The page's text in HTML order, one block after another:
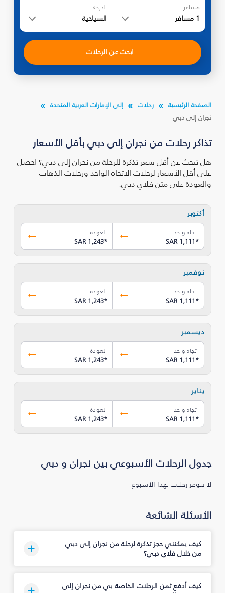
مسافر
1 مسافر
الدرجة
السياحية
ابحث عن الرحلات
الصفحة الرئيسية رحلات
إلى الإمارات العربية المتحدة
نجران‎ إلى دبي
تذاكر رحلات من نجران‎ إلى دبي بأقل الأسعار
هل تبحث عن أقل سعر تذكرة للرحلة من نجران‎ إلى دبي؟ احصل
على أقل الأسعار لرحلات الاتجاه الواحد ورحلات الذهاب
والعودة على متن فلاي دبي.
أكتوبر
اتجاه واحد
SAR 1,111*
العودة
SAR 1,243*
نوفمبر
اتجاه واحد
SAR 1,111*
العودة
SAR 1,243*
ديسمبر
اتجاه واحد
SAR 1,111*
العودة
SAR 1,243*
يناير
اتجاه واحد
SAR 1,111*
العودة
SAR 1,243*
جدول الرحلات الأسبوعي بين نجران‎ و دبي
لا تتوفر رحلات لهذا الأسبوع
الأسئلة الشائعة
كيف يمكنني حجز تذكرة لرحلة من نجران‎ إلى دبي
من خلال فلاي دبي؟
كيف أدفع ثمن الرحلات الخاصة بي من نجران‎ إلى